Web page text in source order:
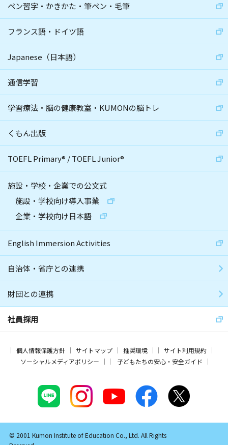
ペン習字・かきかた・筆ペン・毛筆
フランス語・ドイツ語
Japanese（日本語）
通信学習
学習療法・脳の健康教室・KUMONの脳トレ
くもん出版
TOEFL Primary® /TOEFL Junior®
施設・学校・企業での公文式
施設・学校向け導入事業
企業・学校向け日本語
English Immersion Activities
自治体・省庁との連携
財団との連携
社員採用
個人情報保護方針 サイトマップ 推奨環境
サイト利用規約
ソーシャルメディアポリシー
子どもたちの安心・安全ガイド
© 2001 Kumon Institute of Education Co., Ltd. All Rights